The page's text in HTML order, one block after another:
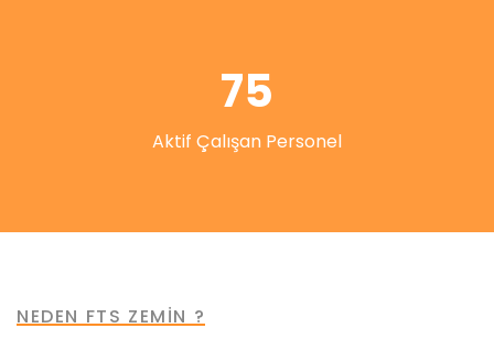
75
Aktif Çalışan Personel
NEDEN FTS ZEMİN ?